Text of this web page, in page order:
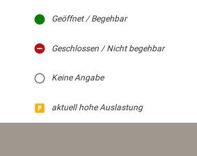
Geöffnet / Begehbar
Geschlossen / Nicht begehbar
Keine Angabe
aktuell hohe Auslastung